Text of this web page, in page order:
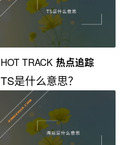
HOT TRACK 热点追踪
TS是什么意思？